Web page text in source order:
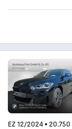
EZ 12/2024• 20.750